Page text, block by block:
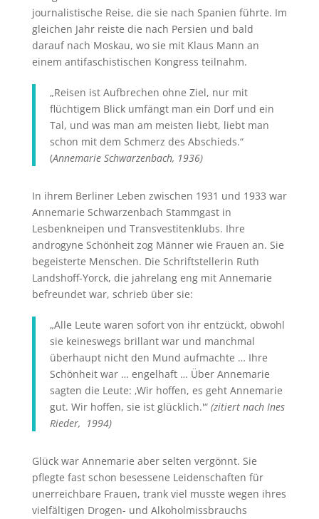
journalistische Reise, die sie nach Spanien führte. Im
gleichen Jahr reiste die nach Persien und bald
darauf nach Moskau, wo sie mit Klaus Mann an
einem antifaschistischen Kongress teilnahm.
„Reisen ist Aufbrechen ohne Ziel, nur mit
flüchtigem Blick umfängt man ein Dorf und ein
Tal, und was man am meisten liebt, liebt man
schon mit dem Schmerz des Abschieds.“
(Annemarie Schwarzenbach, 1936)
In ihrem Berliner Leben zwischen 1931 und 1933 war
Annemarie Schwarzenbach Stammgast in
Lesbenkneipen und Transvestitenklubs. Ihre
androgyne Schönheit zog Männer wie Frauen an. Sie
begeisterte Menschen. Die Schriftstellerin Ruth
Landshoff-Yorck, die jahrelang eng mit Annemarie
befreundet war, schrieb über sie:
„Alle Leute waren sofort von ihr entzückt, obwohl
sie keineswegs brillant war und manchmal
überhaupt nicht den Mund aufmachte … Ihre
Schönheit war … engelhaft … Über Annemarie
sagten die Leute: ‚Wir hoffen, es geht Annemarie
gut. Wir hoffen, sie ist glücklich.'“ (zitiert nach Ines
Rieder, 1994)
Glück war Annemarie aber selten vergönnt. Sie
pflegte fast schon besessene Leidenschaften für
unerreichbare Frauen, trank viel musste wegen ihres
vielfältigen Drogen- und Alkoholmissbrauchs